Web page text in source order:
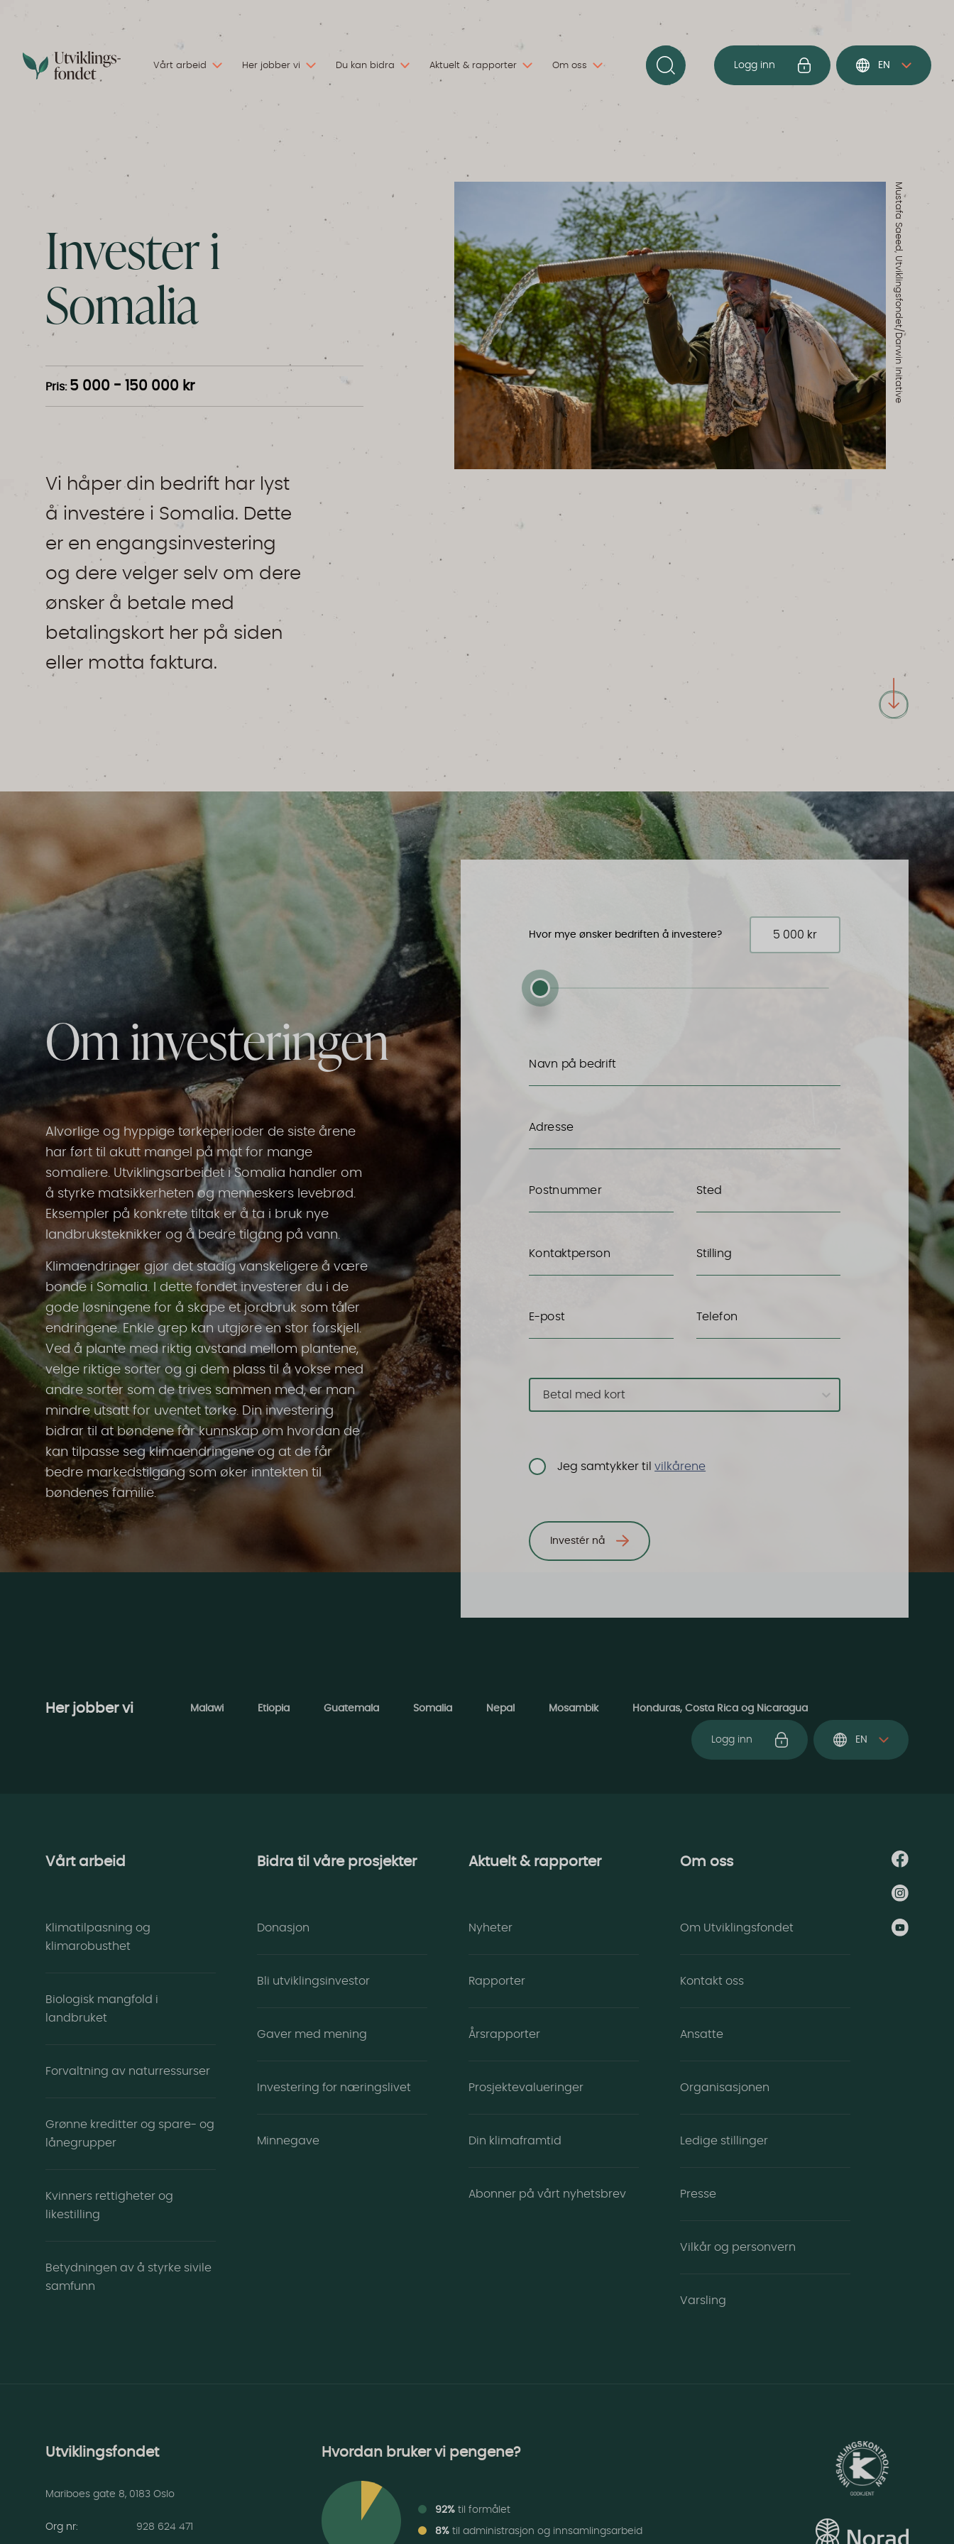
Vårt arbeid Her jobber vi Du kan bidra Aktuelt & rapporter Om oss Logg inn EN
Invester i
Somalia
Pris: 5 000 - 150 000 kr Mustafa Saeed, Utviklingsfondet/Darwin Initative
Vi håper din bedrift har lyst
å investere i Somalia. Dette
er en engangsinvestering
og dere velger selv om dere
ønsker å betale med
betalingskort her på siden
eller motta faktura.
Om investeringen
Alvorlige og hyppige tørkeperioder de siste årene
har ført til akutt mangel på mat for mange
somaliere. Utviklingsarbeidet i Somalia handler om
å styrke matsikkerheten og menneskers levebrød.
Eksempler på konkrete tiltak er å ta i bruk nye
landbruksteknikker og å bedre tilgang på vann.
Klimaendringer gjør det stadig vanskeligere å være
bonde i Somalia. I dette fondet investerer du i de
gode løsningene for å skape et jordbruk som tåler
endringene. Enkle grep kan utgjøre en stor forskjell.
Ved å plante med riktig avstand mellom plantene,
velge riktige sorter og gi dem plass til å vokse med
andre sorter som de trives sammen med, er man
mindre utsatt for uventet tørke. Din investering
bidrar til at bøndene får kunnskap om hvordan de
kan tilpasse seg klimaendringene og at de får
bedre markedstilgang som øker inntekten til
bøndenes familie.
Hvor mye ønsker bedriften å investere?
Navn på bedrift
Adresse
Postnummer Sted
Kontaktperson Stilling
E-post Telefon
Betal med kort
Jeg samtykker til vilkårene
Investér nå
Her jobber vi Malawi Etiopia Guatemala Somalia Nepal Mosambik Honduras, Costa Rica og Nicaragua
Logg inn EN
Vårt arbeid
Klimatilpasning og
klimarobusthet
Biologisk mangfold i
landbruket
Forvaltning av naturressurser
Grønne kreditter og spare- og
lånegrupper
Kvinners rettigheter og
likestilling
Betydningen av å styrke sivile
samfunn
Bidra til våre prosjekter
Donasjon
Bli utviklingsinvestor
Gaver med mening
Investering for næringslivet
Minnegave
Aktuelt & rapporter
Nyheter
Rapporter
Årsrapporter
Prosjektevalueringer
Din klimaframtid
Abonner på vårt nyhetsbrev
Om oss
Om Utviklingsfondet
Kontakt oss
Ansatte
Organisasjonen
Ledige stillinger
Presse
Vilkår og personvern
Varsling
Utviklingsfondet
Mariboes gate 8, 0183 Oslo
Org nr: 928 624 471
Hvordan bruker vi pengene?
92% til formålet
8% til administrasjon og innsamlingsarbeid